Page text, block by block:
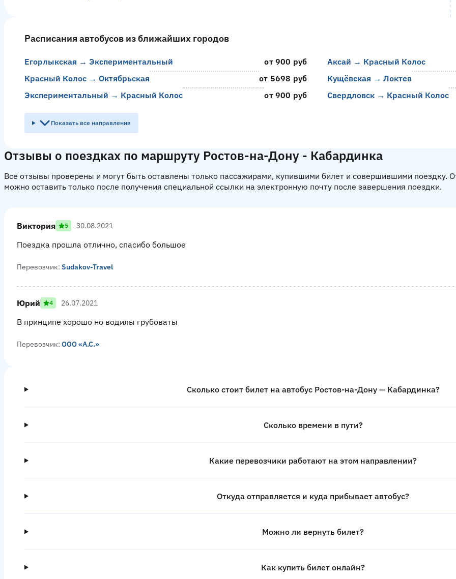
Расписания автобусов из ближайших городов
Егорлыкская → Экспериментальный от 900 руб Аксай → Красный Колос
Красный Колос → Октябрьская
от 5698 руб Кущёвская → Локтев
Экспериментальный → Красный Колос
от 900 руб Свердловск → Красный Колос
Показать все направления
Отзывы о поездках по маршруту Ростов-на-Дону - Кабардинка
Все отзывы проверены и могут быть оставлены только пассажирами, купившими билет и совершившими поездку.
можно оставить только после получения специальной ссылки на электронную почту после завершения поездки.
Виктория 30.08.2021
5
Поездка прошла отлично, спасибо большое
Перевозчик: Sudakov-Travel
Юрий 26.07.2021
4
В принципе хорошо но водилы грубоваты
Перевозчик: ООО «А.С.»
Сколько стоит билет на автобус Ростов-на-Дону — Кабардинка?
Сколько времени в пути?
Какие перевозчики работают на этом направлении?
Откуда отправляется и куда прибывает автобус?
Можно ли вернуть билет?
Как купить билет онлайн?